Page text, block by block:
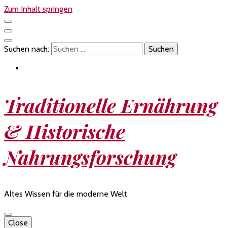
Zum Inhalt springen
Suchen nach:
Traditionelle Ernährung
& Historische
Nahrungsforschung
Altes Wissen für die moderne Welt
Close